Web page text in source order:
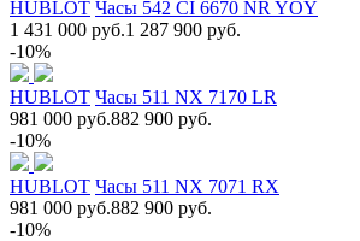
HUBLOT Часы 542 CI 6670 NR YOY
1 431 000 руб.1 287 900 руб.
-10%
HUBLOT Часы 511 NX 7170 LR
981 000 руб.882 900 руб.
-10%
HUBLOT Часы 511 NX 7071 RX
981 000 руб.882 900 руб.
-10%